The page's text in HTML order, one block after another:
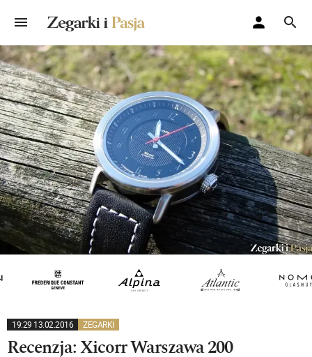
19:29 13.02.2016 ZEGARKI
Recenzja: Xicorr Warszawa 200